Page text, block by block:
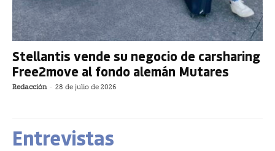
Stellantis vende su negocio de carsharing
Free2move al fondo alemán Mutares
Redacción - 28 de julio de 2026
Entrevistas